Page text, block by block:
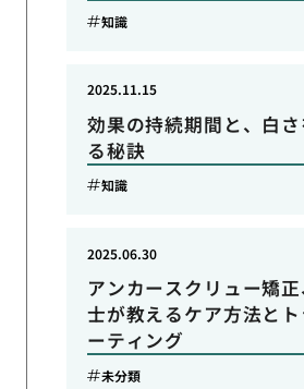
知識
効果の持続期間と、白
る秘訣
2025.11.15
知識
アンカースクリュー矯
士が教えるケア方法と
ーティング
2025.06.30
未分類